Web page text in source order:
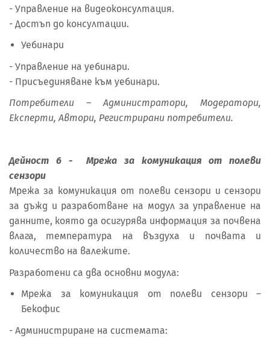
- Управление на видеоконсултация.
- Достъп до консултации.
Уебинари
- Управление на уебинари.
- Присъединяване към уебинари.
Потребители – Администратори, Модератори,
Експерти, Автори, Регистрирани потребители.
Дейност 6 - Мрежа за комуникация от полеви
сензори
Мрежа за комуникация от полеви сензори и сензори
за дъжд и разработване на модул за управление на
данните, която да осигурява информация за почвена
влага, температура на въздуха и почвата и
количество на валежите.
Разработени са два основни модула:
Мрежа за комуникация от полеви сензори –
Бекофис
- Администриране на системата: